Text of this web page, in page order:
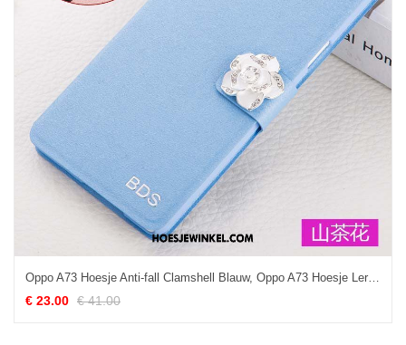
Oppo A73 Hoesje Anti-fall Clamshell Blauw, Oppo A73 Hoesje Leren Etui Mobiele Telefoon
€ 23.00 € 41.00